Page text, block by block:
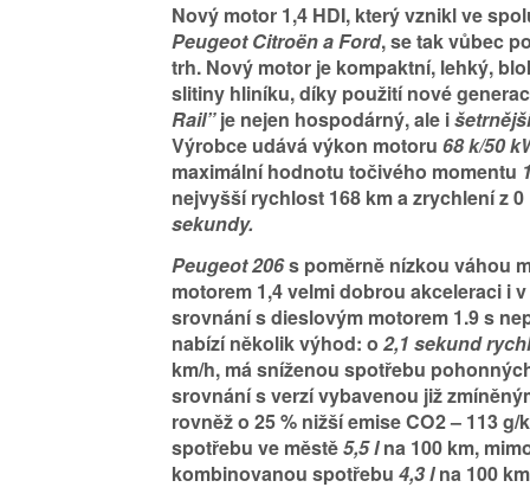
Nový motor 1,4 HDI, který vznikl ve
Peugeot Citroën a Ford, se tak vůbec
trh. Nový motor je kompaktní, lehký,
slitiny hliníku, díky použití nové
Rail”je nejen hospodárný, ale i
Výrobce udává výkon motoru 68 k/50
maximální hodnotu točivého momentu
nejvyšší rychlost 168 km a zrychlení z
sekundy.
Peugeot 206s poměrně nízkou váhou
motorem 1,4 velmi dobrou akceleraci i
srovnání s dieslovým motorem 1.9 s
nabízí několik výhod: o 2,1 sekund
km/h, má sníženou spotřebu
srovnání s verzí vybavenou již
rovněž o 25 % nižší emise CO2 – 113
spotřebu ve městě5,5 lna 100 km,
kombinovanou spotřebu 4,3 lna 100